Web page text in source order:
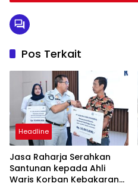
Pos Terkait
Headline
Jasa Raharja Serahkan
Santunan kepada Ahli
Waris Korban Kebakaran